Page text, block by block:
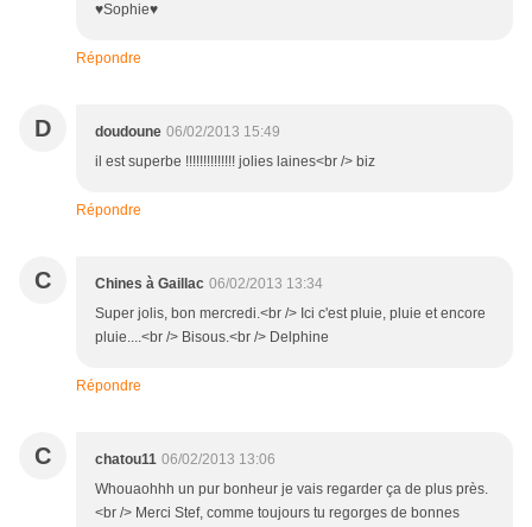
♥Sophie♥
Répondre
D doudoune 06/02/2013 15:49
il est superbe !!!!!!!!!!!!!! jolies laines<br /> biz
Répondre
C Chines à Gaillac 06/02/2013 13:34
Super jolis, bon mercredi.<br /> Ici c'est pluie, pluie et encore
pluie....<br /> Bisous.<br /> Delphine
Répondre
C chatou11 06/02/2013 13:06
Whouaohhh un pur bonheur je vais regarder ça de plus près.
<br /> Merci Stef, comme toujours tu regorges de bonnes